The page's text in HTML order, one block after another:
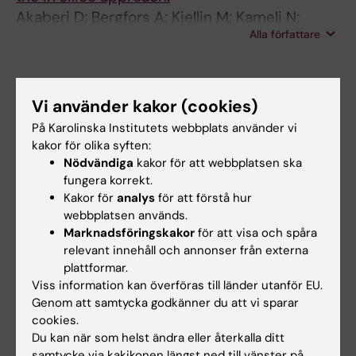
Akaberi D; Bergfors A; Kjellin M; Kameli N;
Lidemalm L; Kolli B; Shafer RW; Palanisamy N;
Alla författare
PREPRINT:BIORXIV.2023
Discovery of a novel inhibitor of
macropinocytosis with antiviral activity
Porebski B; Christ W; Corman A; Haraldsson M;
Barz M; Lidemalm L; Häggblad M; Ilmain J;
Wright S; Murga M; Shlegel J; Sezgin E; Bhabha
G; Lauschke V; Lafarga M; Klingström J; Huhn
D; Fernandez-Capetillo O
PREPRINT:BIORXIV.2023
The anti-leprosy drug clofazimine reduces
polyQ toxicity through activation of PPARγ
Li X; Hernandez I; Häggblad M; Lidemalm L;
Brautigam L; Lucas JJ; Carreras-Puigvert J;
Hühn D; Fernandez-Capetillo O
Vi använder kakor (cookies)
På Karolinska Institutets webbplats använder vi
kakor för olika syften:
Nödvändiga kakor för att webbplatsen ska
fungera korrekt.
Kakor för analys för att förstå hur
webbplatsen används.
Marknadsföringskakor för att visa och spåra
relevant innehåll och annonser från externa
plattformar.
Viss information kan överföras till länder utanför EU.
Genom att samtycka godkänner du att vi sparar
cookies.
Du kan när som helst ändra eller återkalla ditt